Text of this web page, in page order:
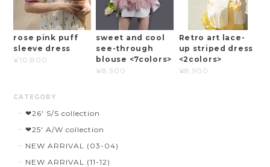
rose pink puff
sleeve dress
¥10,800
sweet and cool
see-through
blouse <7colors>
¥8,900
Retro art lace-
up striped dress
<2colors>
¥8,900
CATEGORY
❤︎26' S/S collection
❤︎25' A/W collection
NEW ARRIVAL (03-04)
NEW ARRIVAL (11-12)